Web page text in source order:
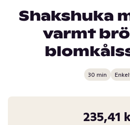
Shakshuka
varmt
30 min
235,41